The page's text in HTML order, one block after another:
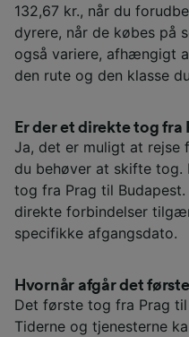
132,67 kr., når du
dyrere, når de købes på
også variere, afhængigt
den rute og den klasse
Er der et direkte tog fra
Ja, det er muligt at rejse
du behøver at skifte tog.
tog fra Prag til
direkte forbindelser
specifikke afgangsdato.
Hvornår afgår det
Det første tog fra Prag
Tiderne og tjenesterne